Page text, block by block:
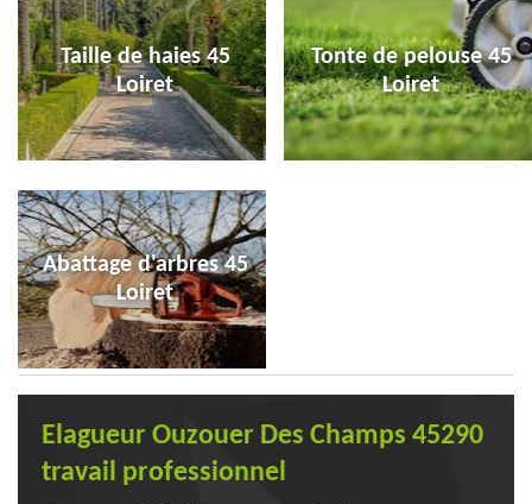
Taille de haies 45
Loiret
Tonte de pelouse 45
Loiret
Abattage d'arbres 45
Loiret
Elagueur Ouzouer Des Champs 45290
travail professionnel